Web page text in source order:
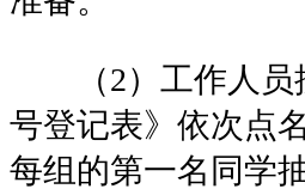
（2）工作人员
号登记表》依次点
每组的第一名同学